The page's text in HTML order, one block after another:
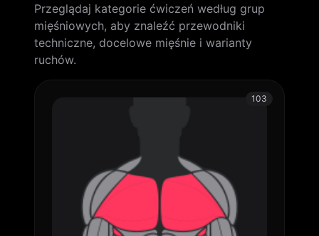
Przeglądaj kategorie ćwiczeń według grup
mięśniowych, aby znaleźć przewodniki
techniczne, docelowe mięśnie i warianty
ruchów.
103